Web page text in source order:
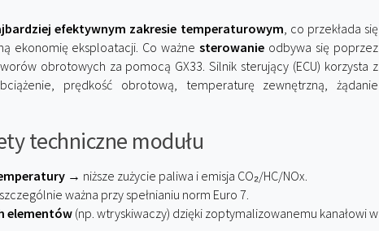
efektywnym zakresie temperaturowym , co przekłada się
ekonomię eksploatacji. Co ważnesterowanie odbywa się poprzez
obrotowych za pomocą GX33. Silnik sterujący (ECU) korzysta z
prędkość obrotową, temperaturę zewnętrzną, żądanie
techniczne modułu
→ niższe zużycie paliwa i emisja CO₂/HC/NOx.
ważna przy spełnianiu norm Euro 7.
elementów (np. wtryskiwaczy) dzięki zoptymalizowanemu kanałowi w